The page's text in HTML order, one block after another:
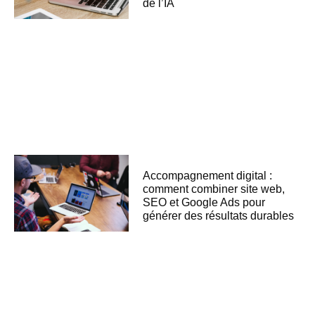
de l’IA
Accompagnement digital :
comment combiner site web,
SEO et Google Ads pour
générer des résultats durables